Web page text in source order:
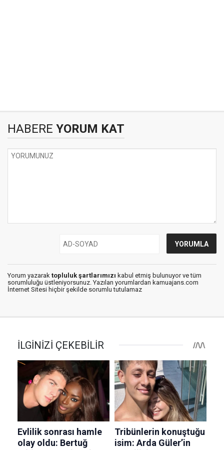
HABERE YORUM KAT
Yorum yazarak topluluk şartlarımızı kabul etmiş bulunuyor ve tüm
sorumluluğu üstleniyorsunuz. Yazılan yorumlardan kamuajans.com
İnternet Sitesi hiçbir şekilde sorumlu tutulamaz